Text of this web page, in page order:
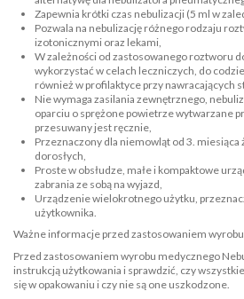
Zapewnia krótki czas nebulizacji (5 ml w
Pozwala na nebulizację różnego rodzaju
izotonicznymi oraz lekami,
W zależności od zastosowanego roztworu
wykorzystać w celach leczniczych, do
również w profilaktyce przy nawracających
Nie wymaga zasilania zewnętrznego,
oparciu o sprężone powietrze wytwarzane
przesuwany jest ręcznie,
Przeznaczony dla niemowląt od 3. miesiąca
dorosłych,
Proste w obsłudze, małe i kompaktowe
zabrania ze sobą na wyjazd,
Urządzenie wielokrotnego użytku,
użytkownika.
Ważne informacje przed zastosowaniem
Przed zastosowaniem wyrobu medycznego
instrukcją użytkowania i sprawdzić, czy
się w opakowaniu i czy nie są one uszkodzone.